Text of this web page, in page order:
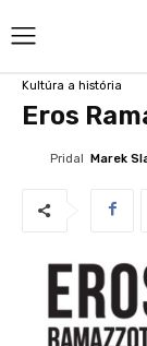
Kultúra a história
Eros
Pridal Marek